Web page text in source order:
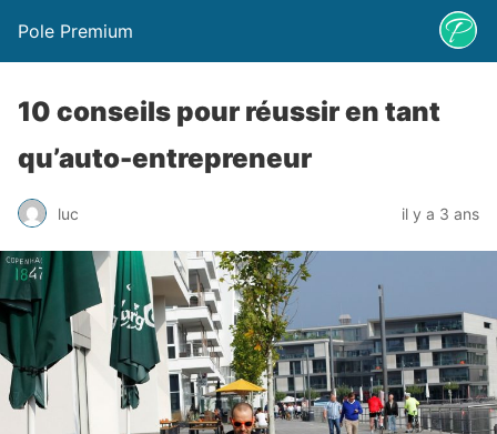
Pole Premium
10 conseils pour réussir en tant
qu’auto-entrepreneur
luc il y a 3 ans